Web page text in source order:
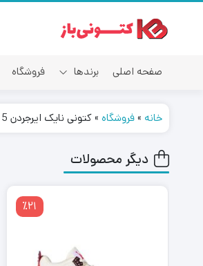
صفحه اصلی برندها فروشگاه
خانه »فروشگاه»کتونی نایک ایرجردن 15 بیلی آیلیش کرم Nike Air Jordan 15 Retro Billie Eilish Beige
دیگر محصولات
٪21